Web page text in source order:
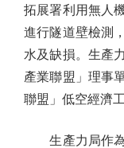
拓展署利用無人
進行隧道壁檢測
水及缺損。生產
產業聯盟」理事
聯盟」低空經濟
生產力局作為